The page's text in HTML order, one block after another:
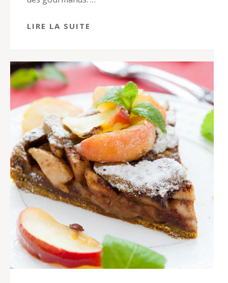
LIRE LA SUITE